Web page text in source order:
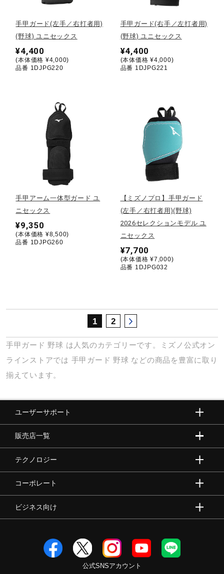
コラボ／ライセンス
セール
サポート
直営店一覧
取扱店一覧
手甲ガード(左手／右打者用)
(野球) ユニセックス
¥4,400
(本体価格 ¥4,000)
品番 1DJPG220
手甲ガード(右手／左打者用)
(野球) ユニセックス
¥4,400
(本体価格 ¥4,000)
品番 1DJPG221
手甲アーム一体型ガード ユ
ニセックス
¥9,350
(本体価格 ¥8,500)
品番 1DJPG260
【ミズノプロ】手甲ガード
(左手／右打者用)(野球)
2026セレクションモデル ユ
ニセックス
¥7,700
(本体価格 ¥7,000)
品番 1DJPG032
1 2
手甲ガード 野球 は人気のカテゴリーです。ミズノ公式オン
ラインストアでは 手甲ガード 野球 などの商品を豊富に取り
揃えています。
ユーザーサポート
販売店一覧
テクノロジー
コーポレート
ビジネス向け
公式SNSアカウント